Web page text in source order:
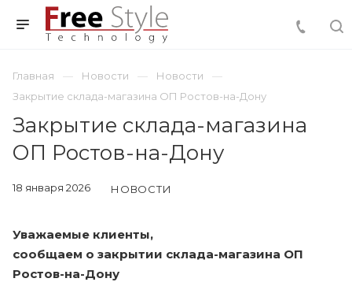
Главная Новости
Новости
Закрытие склада-магазина ОП Ростов-на-Дону
Закрытие склада-магазина
ОП Ростов-на-Дону
18 января 2026 НОВОСТИ
Уважаемые клиенты,
сообщаем о закрытии склада-магазина ОП
Ростов-на-Дону